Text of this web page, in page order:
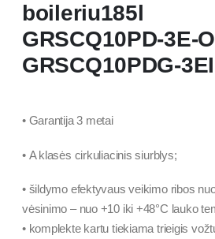
boileriu185l
GRSCQ10PD-3E-O
GRSCQ10PDG-
• Garantija 3 metai
• A klasės cirkuliacinis siurblys;
• šildymo efektyvaus veikimo ribos
vėsinimo – nuo +10 iki +48°C lauko
• komplekte kartu tiekiama trieigis